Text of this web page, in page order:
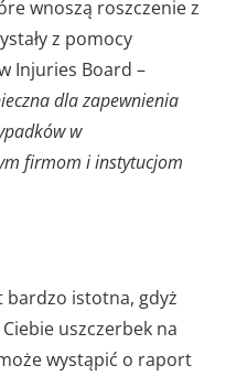
wnoszą roszczenie z
z pomocy
Injuries Board –
dla zapewnienia
w
firmom i instytucjom
bardzo istotna, gdyż
uszczerbek na
wystąpić o raport